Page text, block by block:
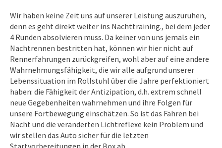
Wir haben keine Zeit uns auf unserer Leistung auszuruhen,
denn es geht direkt weiter ins Nachttraining., bei dem jeder
4 Runden absolvieren muss. Da keiner von uns jemals ein
Nachtrennen bestritten hat, können wir hier nicht auf
Rennerfahrungen zurückgreifen, wohl aber auf eine andere
Wahrnehmungsfähigkeit, die wir alle aufgrund unserer
Lebenssituation im Rollstuhl über die Jahre perfektioniert
haben: die Fähigkeit der Antizipation, d.h. extrem schnell
neue Gegebenheiten wahrnehmen und ihre Folgen für
unsere Fortbewegung einschätzen. So ist das Fahren bei
Nacht und die veränderten Lichtreflexe kein Problem und
wir stellen das Auto sicher für die letzten
Startvorbereitungen in der Box ab.